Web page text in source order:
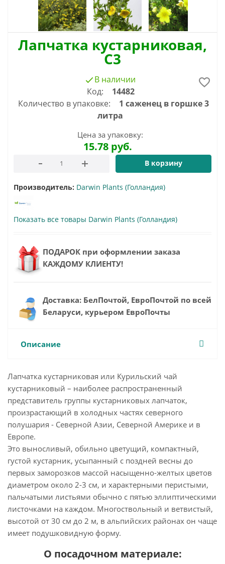
Лапчатка кустарниковая,
С3
В наличии
Код:
14482
Количество в упаковке:
1 саженец в горшке 3
литра
Цена за упаковку:
15.78руб.
В корзину
Производитель: Darwin Plants (Голландия)
Показать все товары Darwin Plants (Голландия)
ПОДАРОК при оформлении заказа
КАЖДОМУ КЛИЕНТУ!
Доставка: БелПочтой, ЕвроПочтой по всей
Беларуси, курьером ЕвроПочты
Описание
Лапчатка кустарниковая или Курильский чай
кустарниковый – наиболее распространенный
представитель группы кустарниковых лапчаток,
произрастающий в холодных частях северного
полушария - Северной Азии, Северной Америке и в
Европе.
Это выносливый, обильно цветущий, компактный,
густой кустарник, усыпанный с поздней весны до
первых заморозков массой насыщенно-желтых цветов
диаметром около 2-3 см, и характерными перистыми,
пальчатыми листьями обычно с пятью эллиптическими
листочками на каждом. Многоствольный и ветвистый,
высотой от 30 см до 2 м, в альпийских районах он чаще
имеет подушковидную форму.
О посадочном материале: